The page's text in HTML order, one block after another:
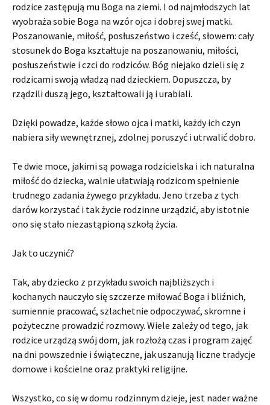
rodzice zastępują mu Boga na ziemi. I od najmłodszych lat
wyobraża sobie Boga na wzór ojca i dobrej swej matki.
Poszanowanie, miłość, posłuszeństwo i cześć, słowem: cały
stosunek do Boga kształtuje na poszanowaniu, miłości,
posłuszeństwie i czci do rodziców. Bóg niejako dzieli się z
rodzicami swoją władzą nad dzieckiem. Dopuszcza, by
rządzili duszą jego, kształtowali ją i urabiali.
Dzięki powadze, każde słowo ojca i matki, każdy ich czyn
nabiera siły wewnętrznej, zdolnej poruszyć i utrwalić dobro.
Te dwie moce, jakimi są powaga rodzicielska i ich naturalna
miłość do dziecka, walnie ułatwiają rodzicom spełnienie
trudnego zadania żywego przykładu. Jeno trzeba z tych
darów korzystać i tak życie rodzinne urządzić, aby istotnie
ono się stało niezastąpioną szkołą życia.
Jak to uczynić?
Tak, aby dziecko z przykładu swoich najbliższych i
kochanych nauczyło się szczerze miłować Boga i bliźnich,
sumiennie pracować, szlachetnie odpoczywać, skromne i
pożyteczne prowadzić rozmowy. Wiele zależy od tego, jak
rodzice urządzą swój dom, jak rozłożą czas i program zajęć
na dni powszednie i świąteczne, jak uszanują liczne tradycje
domowe i kościelne oraz praktyki religijne.
Wszystko, co się w domu rodzinnym dzieje, jest nader ważne